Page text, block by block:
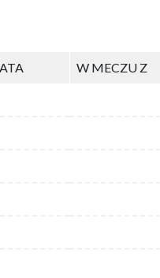
W MECZU Z